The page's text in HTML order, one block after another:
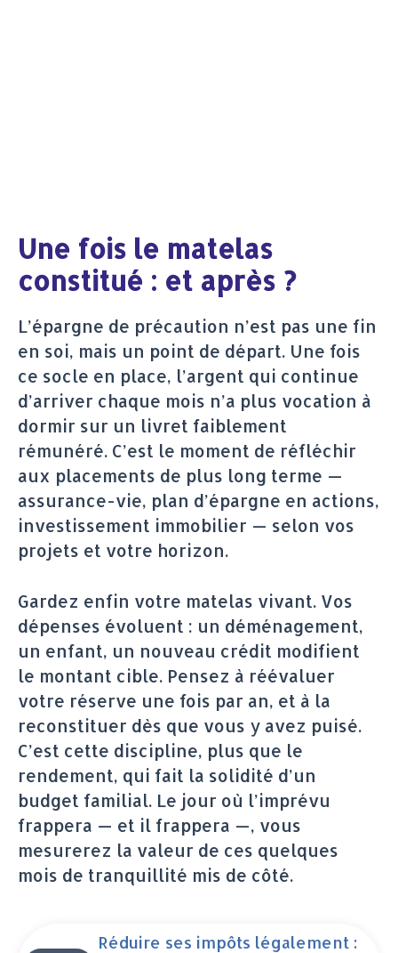
Une fois le matelas
constitué : et après ?
L’épargne de précaution n’est pas une fin
en soi, mais un point de départ. Une fois
ce socle en place, l’argent qui continue
d’arriver chaque mois n’a plus vocation à
dormir sur un livret faiblement
rémunéré. C’est le moment de réfléchir
aux placements de plus long terme —
assurance-vie, plan d’épargne en actions,
investissement immobilier — selon vos
projets et votre horizon.
Gardez enfin votre matelas vivant. Vos
dépenses évoluent : un déménagement,
un enfant, un nouveau crédit modifient
le montant cible. Pensez à réévaluer
votre réserve une fois par an, et à la
reconstituer dès que vous y avez puisé.
C’est cette discipline, plus que le
rendement, qui fait la solidité d’un
budget familial. Le jour où l’imprévu
frappera — et il frappera —, vous
mesurerez la valeur de ces quelques
mois de tranquillité mis de côté.
Réduire ses impôts légalement :